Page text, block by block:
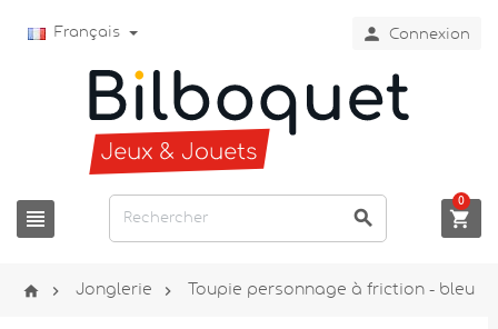
Français  Connexion
  
0
  Jonglerie  Toupie personnage à friction - bleu